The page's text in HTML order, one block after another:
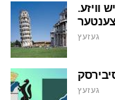
וויזע.
צענטער
געזעץ
געזעץ